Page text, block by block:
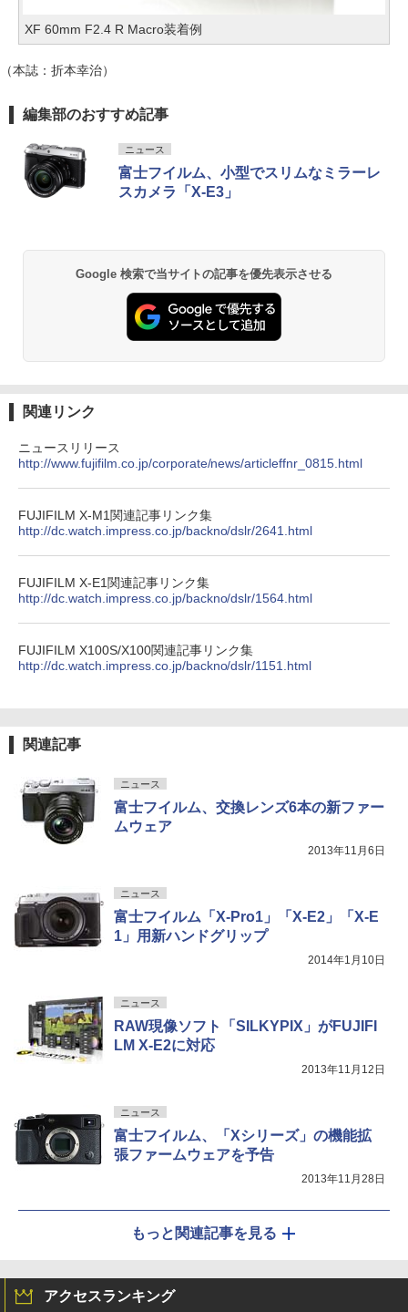
XF 60mm F2.4 R Macro装着例
（本誌：折本幸治）
編集部のおすすめ記事
ニュース
富士フイルム、小型でスリムなミラーレ
スカメラ「X-E3」
Google 検索で当サイトの記事を優先表示させる
関連リンク
ニュースリリース
http://www.fujifilm.co.jp/corporate/news/articleffnr_0815.html
FUJIFILM X-M1関連記事リンク集
http://dc.watch.impress.co.jp/backno/dslr/2641.html
FUJIFILM X-E1関連記事リンク集
http://dc.watch.impress.co.jp/backno/dslr/1564.html
FUJIFILM X100S/X100関連記事リンク集
http://dc.watch.impress.co.jp/backno/dslr/1151.html
関連記事
ニュース
富士フイルム、交換レンズ6本の新ファー
ムウェア
2013年11月6日
ニュース
富士フイルム「X-Pro1」「X-E2」「X-E
1」用新ハンドグリップ
2014年1月10日
ニュース
RAW現像ソフト「SILKYPIX」がFUJIFI
LM X-E2に対応
2013年11月12日
ニュース
富士フイルム、「Xシリーズ」の機能拡
張ファームウェアを予告
2013年11月28日
もっと関連記事を見る
アクセスランキング